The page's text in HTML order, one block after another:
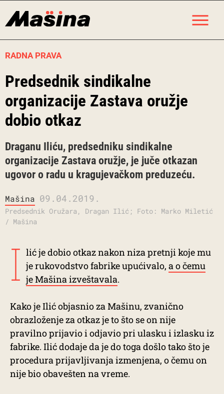
RADNA PRAVA
Predsednik sindikalne
organizacije Zastava oružje
dobio otkaz
Draganu Iliću, predsedniku sindikalne
organizacije Zastava oružje, je juče otkazan
ugovor o radu u kragujevačkom preduzeću.
Mašina 09.04.2019.
Predsednik Oružara, Dragan Ilić; Foto: Marko Miletić
/ Mašina
I lić je dobio otkaz nakon niza pretnji koje mu
je rukovodstvo fabrike upućivalo, a o čemu
je Mašina izveštavala.
Kako je Ilić objasnio za Mašinu, zvanično
obrazloženje za otkaz je to što se on nije
pravilno prijavio i odjavio pri ulasku i izlasku iz
fabrike. Ilić dodaje da je do toga došlo tako što je
procedura prijavljivanja izmenjena, o čemu on
nije bio obavešten na vreme.